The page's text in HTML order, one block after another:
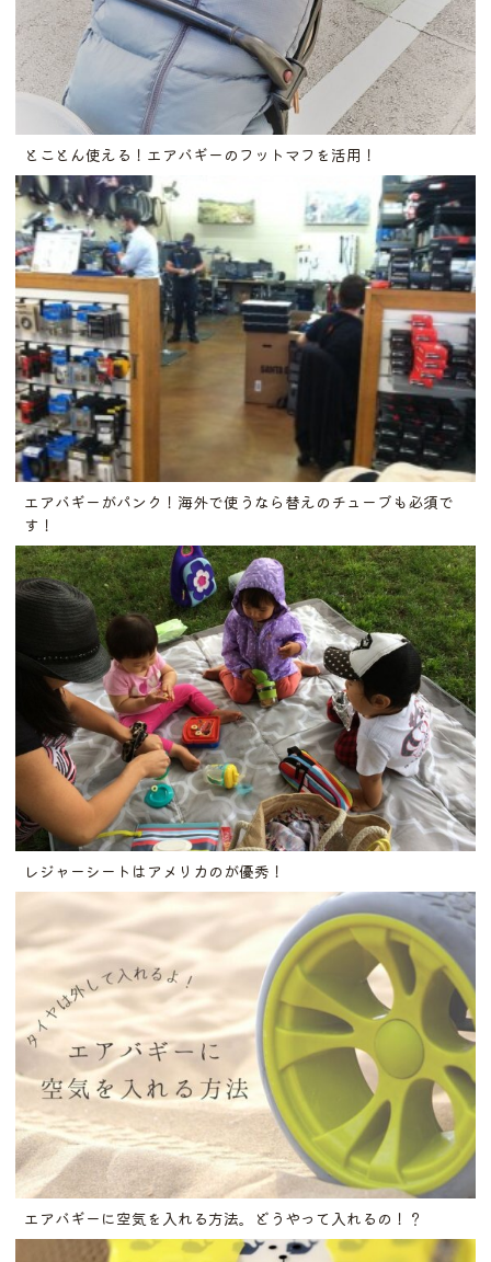
とことん使える！エアバギーのフットマフを活用！
エアバギーがパンク！海外で使うなら替えのチューブも必須で
す！
レジャーシートはアメリカのが優秀！
エアバギーに空気を入れる方法。どうやって入れるの！？